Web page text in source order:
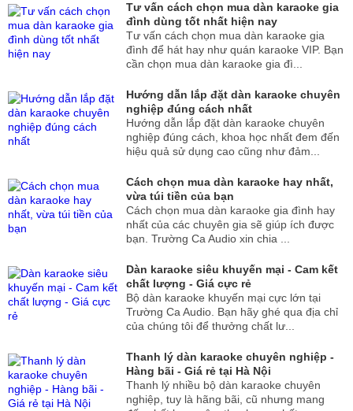
Tư vấn cách chọn mua dàn karaoke gia
đình dùng tốt nhất hiện nay
Tư vấn cách chọn mua dàn karaoke gia
đình để hát hay như quán karaoke VIP. Bạn
cần chọn mua dàn karaoke gia đì...
Hướng dẫn lắp đặt dàn karaoke chuyên
nghiệp đúng cách nhất
Hướng dẫn lắp đặt dàn karaoke chuyên
nghiệp đúng cách, khoa học nhất đem đến
hiệu quả sử dụng cao cũng như đảm...
Cách chọn mua dàn karaoke hay nhất,
vừa túi tiền của bạn
Cách chọn mua dàn karaoke gia đình hay
nhất của các chuyên gia sẽ giúp ích được
bạn. Trường Ca Audio xin chia ...
Dàn karaoke siêu khuyến mại - Cam kết
chất lượng - Giá cực rẻ
Bộ dàn karaoke khuyến mại cực lớn tại
Trường Ca Audio. Bạn hãy ghé qua địa chỉ
của chúng tôi để thưởng chất lư...
Thanh lý dàn karaoke chuyên nghiệp -
Hàng bãi - Giá rẻ tại Hà Nội
Thanh lý nhiều bộ dàn karaoke chuyên
nghiệp, tuy là hãng bãi, cũ nhưng mang